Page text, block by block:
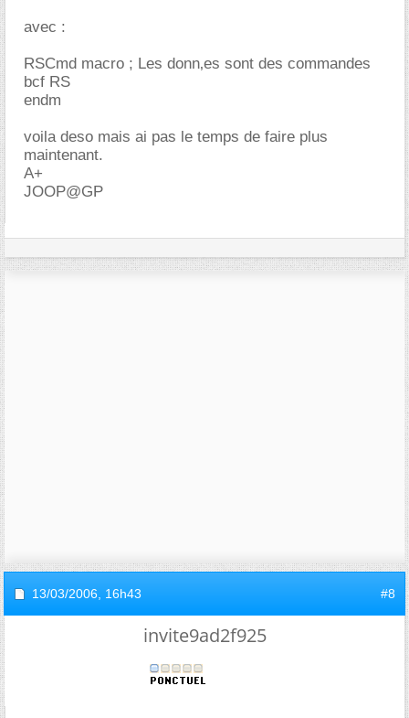
avec :
RSCmd macro ; Les donn‚es sont des commandes
bcf RS
endm
voila deso mais ai pas le temps de faire plus
maintenant.
A+
JOOP@GP
13/03/2006, 16h43 #8
invite9ad2f925